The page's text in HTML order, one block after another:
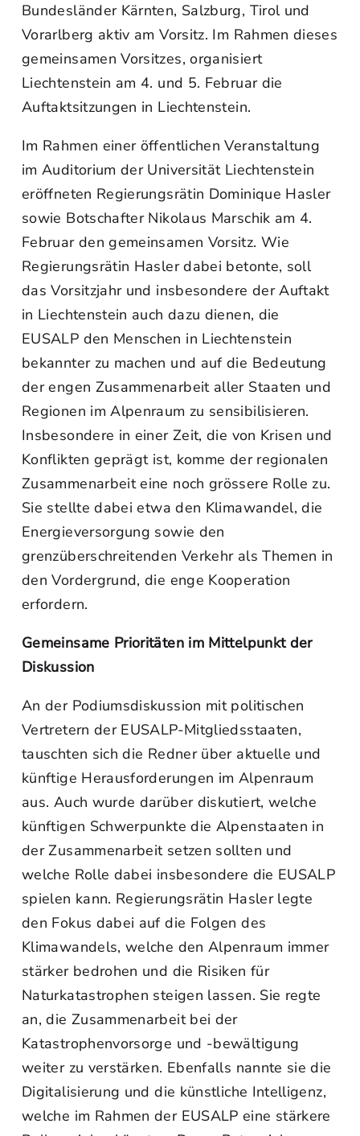
Bundesländer Kärnten, Salzburg, Tirol und
Vorarlberg aktiv am Vorsitz. Im Rahmen dieses
gemeinsamen Vorsitzes, organisiert
Liechtenstein am 4. und 5. Februar die
Auftaktsitzungen in Liechtenstein.
Im Rahmen einer öffentlichen Veranstaltung
im Auditorium der Universität Liechtenstein
eröffneten Regierungsrätin Dominique Hasler
sowie Botschafter Nikolaus Marschik am 4.
Februar den gemeinsamen Vorsitz. Wie
Regierungsrätin Hasler dabei betonte, soll
das Vorsitzjahr und insbesondere der Auftakt
in Liechtenstein auch dazu dienen, die
EUSALP den Menschen in Liechtenstein
bekannter zu machen und auf die Bedeutung
der engen Zusammenarbeit aller Staaten und
Regionen im Alpenraum zu sensibilisieren.
Insbesondere in einer Zeit, die von Krisen und
Konflikten geprägt ist, komme der regionalen
Zusammenarbeit eine noch grössere Rolle zu.
Sie stellte dabei etwa den Klimawandel, die
Energieversorgung sowie den
grenzüberschreitenden Verkehr als Themen in
den Vordergrund, die enge Kooperation
erfordern.
Gemeinsame Prioritäten im Mittelpunkt der
Diskussion
An der Podiumsdiskussion mit politischen
Vertretern der EUSALP-Mitgliedsstaaten,
tauschten sich die Redner über aktuelle und
künftige Herausforderungen im Alpenraum
aus. Auch wurde darüber diskutiert, welche
künftigen Schwerpunkte die Alpenstaaten in
der Zusammenarbeit setzen sollten und
welche Rolle dabei insbesondere die EUSALP
spielen kann. Regierungsrätin Hasler legte
den Fokus dabei auf die Folgen des
Klimawandels, welche den Alpenraum immer
stärker bedrohen und die Risiken für
Naturkatastrophen steigen lassen. Sie regte
an, die Zusammenarbeit bei der
Katastrophenvorsorge und -bewältigung
weiter zu verstärken. Ebenfalls nannte sie die
Digitalisierung und die künstliche Intelligenz,
welche im Rahmen der EUSALP eine stärkere